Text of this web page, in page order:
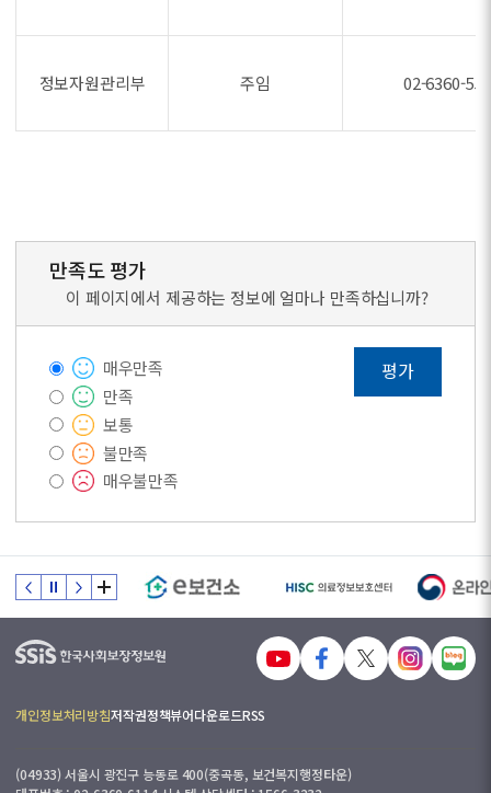
정보자원관리부 주임 02-6360-
만족도 평가
이 페이지에서 제공하는 정보에 얼마나 만족하십니까?
매우만족
만족
보통
불만족
매우불만족
평가
개인정보처리방침저작권정책뷰어다운로드RSS
(04933) 서울시 광진구 능동로 400(중곡동, 보건복지행정타운)